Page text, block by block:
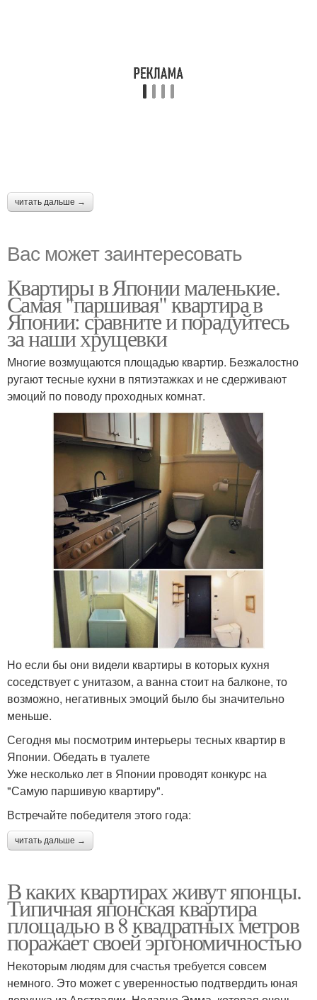
читать дальше →
Вас может заинтересовать
Квартиры в Японии маленькие.
Самая "паршивая" квартира в
Японии: сравните и порадуйтесь
за наши хрущевки
Многие возмущаются площадью квартир. Безжалостно
ругают тесные кухни в пятиэтажках и не сдерживают
эмоций по поводу проходных комнат.
Но если бы они видели квартиры в которых кухня
соседствует с унитазом, а ванна стоит на балконе, то
возможно, негативных эмоций было бы значительно
меньше.
Сегодня мы посмотрим интерьеры тесных квартир в
Японии. Обедать в туалете
Уже несколько лет в Японии проводят конкурс на
"Самую паршивую квартиру".
Встречайте победителя этого года:
читать дальше →
В каких квартирах живут японцы.
Типичная японская квартира
площадью в 8 квадратных метров
поражает своей эргономичностью
Некоторым людям для счастья требуется совсем
немного. Это может с уверенностью подтвердить юная